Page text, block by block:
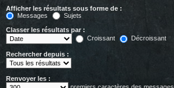
Afficher les résultats sous forme de :
Messages
Sujets
Classer les résultats par :
Croissant
Décroissant
Rechercher depuis :
Renvoyer les :